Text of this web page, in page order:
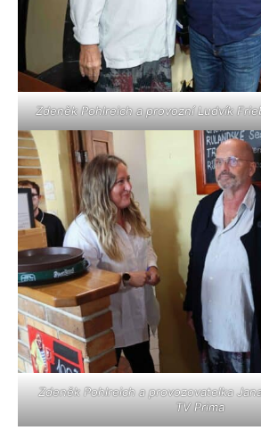
Zdeněk Pohlreich a provozní Ludvík
Zdeněk Pohlreich a provozovatelka
TV Prima